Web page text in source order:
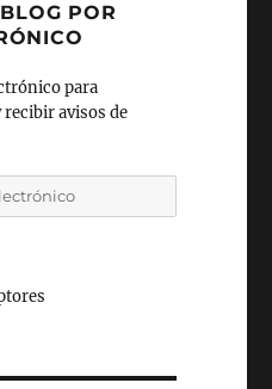
POR
para
avisos de